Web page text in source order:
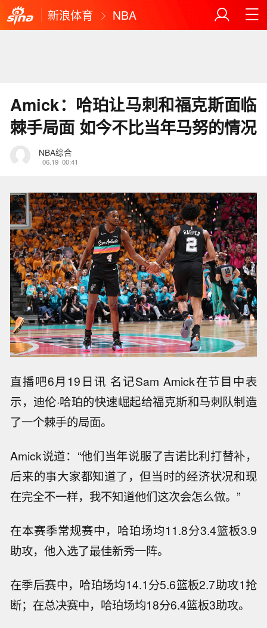
新浪体育 NBA
Amick：哈珀让马刺和福克斯面临
棘手局面 如今不比当年马努的情况
NBA综合
06.19 00:41
直播吧6月19日讯 名记Sam Amick在节目中表
示，迪伦·哈珀的快速崛起给福克斯和马刺队制造
了一个棘手的局面。
Amick说道：“他们当年说服了吉诺比利打替补，
后来的事大家都知道了，但当时的经济状况和现
在完全不一样，我不知道他们这次会怎么做。”
在本赛季常规赛中，哈珀场均11.8分3.4篮板3.9
助攻，他入选了最佳新秀一阵。
在季后赛中，哈珀场均14.1分5.6篮板2.7助攻1抢
断；在总决赛中，哈珀场均18分6.4篮板3助攻。